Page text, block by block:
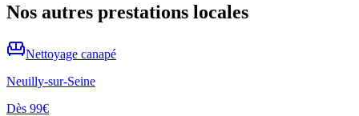
Nos autres prestations locales
Nettoyage canapé
Neuilly-sur-Seine
Dès 99€